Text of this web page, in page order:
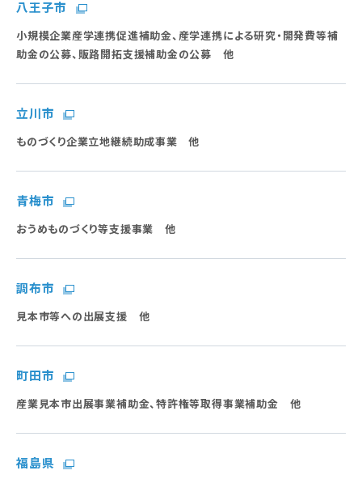
八王子市
小規模企業産学連携促進補助金、産学連携による研究・開発費等補
助金の公募、販路開拓支援補助金の公募 他
立川市
ものづくり企業立地継続助成事業 他
青梅市
おうめものづくり等支援事業 他
調布市
見本市等への出展支援 他
町田市
産業見本市出展事業補助金、特許権等取得事業補助金 他
福島県